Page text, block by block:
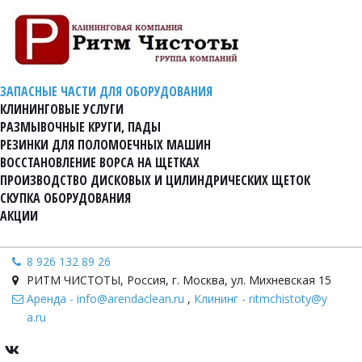
ЗАПАСНЫЕ ЧАСТИ ДЛЯ ОБОРУДОВАНИЯ
КЛИНИНГОВЫЕ УСЛУГИ
РАЗМЫВОЧНЫЕ КРУГИ, ПАДЫ
РЕЗИНКИ ДЛЯ ПОЛОМОЕЧНЫХ МАШИН
ВОССТАНОВЛЕНИЕ ВОРСА НА ЩЕТКАХ
ПРОИЗВОДСТВО ДИСКОВЫХ И ЦИЛИНДРИЧЕСКИХ ЩЕТОК
СКУПКА ОБОРУДОВАНИЯ
АКЦИИ
8 926 132 89 26
РИТМ ЧИСТОТЫ, Россия, г. Москва, ул. Михневская 15
Аренда - info@arendaclean.ru , Клининг - ritmchistoty@y
a.ru